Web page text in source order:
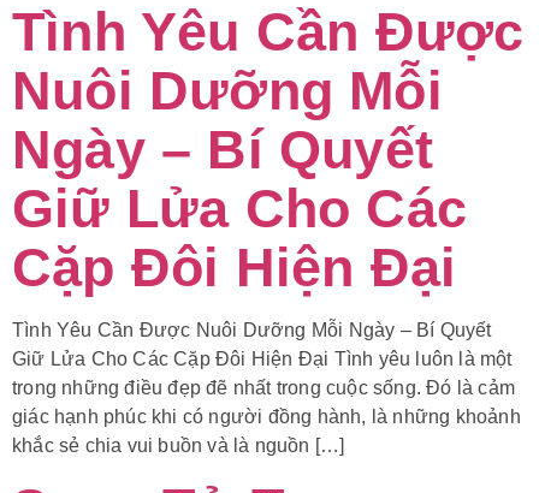
Tình Yêu Cần Được
Nuôi Dưỡng Mỗi
Ngày – Bí Quyết
Giữ Lửa Cho Các
Cặp Đôi Hiện Đại
Tình Yêu Cần Được Nuôi Dưỡng Mỗi Ngày – Bí Quyết
Giữ Lửa Cho Các Cặp Đôi Hiện Đại Tình yêu luôn là một
trong những điều đẹp đẽ nhất trong cuộc sống. Đó là cảm
giác hạnh phúc khi có người đồng hành, là những khoảnh
khắc sẻ chia vui buồn và là nguồn […]